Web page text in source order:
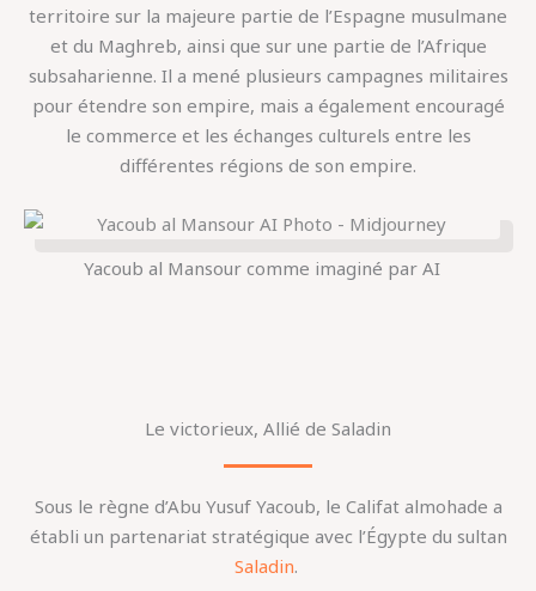
territoire sur la majeure partie de l’Espagne musulmane
et du Maghreb, ainsi que sur une partie de l’Afrique
subsaharienne. Il a mené plusieurs campagnes militaires
pour étendre son empire, mais a également encouragé
le commerce et les échanges culturels entre les
différentes régions de son empire.
Yacoub al Mansour comme imaginé par AI
Le victorieux, Allié de Saladin
Sous le règne d’Abu Yusuf Yacoub, le Califat almohade a
établi un partenariat stratégique avec l’Égypte du sultan
Saladin.